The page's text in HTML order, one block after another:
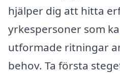
hjälper dig att hitta
yrkespersoner som
utformade ritningar
behov. Ta första